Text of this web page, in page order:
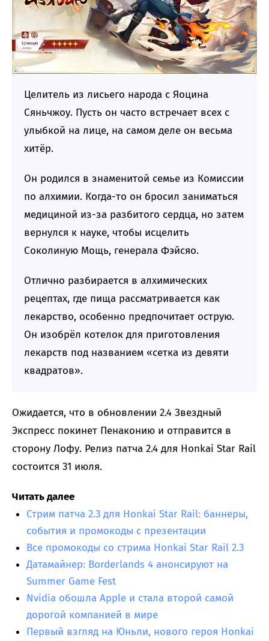
Целитель из лисьего народа с Яоцина
Сяньчжоу. Пусть он часто встречает всех с
улыбкой на лице, на самом деле он весьма
хитёр.
Он родился в знаменитой семье из Комиссии
по алхимии. Когда-то он бросил заниматься
медициной из-за разбитого сердца, но затем
вернулся к науке, чтобы исцелить
Соколиную Мощь, генерала Фэйсяо.
Отлично разбирается в алхимических
рецептах, где пища рассматривается как
лекарство, особенно предпочитает острую.
Он изобрёл котелок для приготовления
лекарств под названием «сетка из девяти
квадратов».
Ожидается, что в обновлении 2.4 Звездный
Экспресс покинет Пенаконию и отправится в
сторону Лофу. Релиз патча 2.4 для Honkai Star Rail
состоится 31 июля.
Читать далее
Стрим патча 2.3 для Honkai Star Rail: баннеры,
события и промокоды с презентации
Все промокоды со стрима Honkai Star Rail 2.3
Датамайнер: Borderlands 4 анонсируют на
Summer Game Fest
Nvidia обошла Apple и стала второй самой
дорогой компанией в мире
Первый взгляд на Юньли, нового героя Honkai